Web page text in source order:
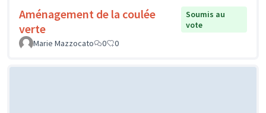
Aménagement de la coulée
verte
Soumis au
vote
Marie Mazzocato
0 0